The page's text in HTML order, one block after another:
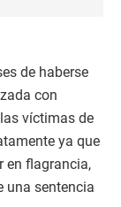
de haberse
con
víctimas de
ya que
en flagrancia,
una sentencia